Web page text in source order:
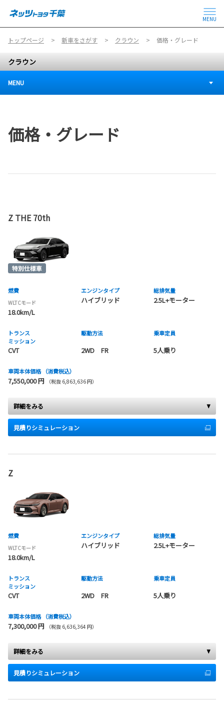
MENU
トップページ 新車をさがす クラウン 価格・グレード
クラウン
MENU
価格・グレード
Z THE 70th
燃費
WLTCモード
18.0km/L
エンジンタイプ
ハイブリッド
総排気量
2.5L+モーター
トランス
ミッション
CVT
駆動方法
2WD FR
乗車定員
5人乗り
車両本体価格 （消費税込）
7,550,000 円 （税抜 6,863,636 円）
詳細をみる
見積りシミュレーション
Z
燃費
WLTCモード
18.0km/L
エンジンタイプ
ハイブリッド
総排気量
2.5L+モーター
トランス
ミッション
CVT
駆動方法
2WD FR
乗車定員
5人乗り
車両本体価格 （消費税込）
7,300,000 円 （税抜 6,636,364 円）
詳細をみる
見積りシミュレーション